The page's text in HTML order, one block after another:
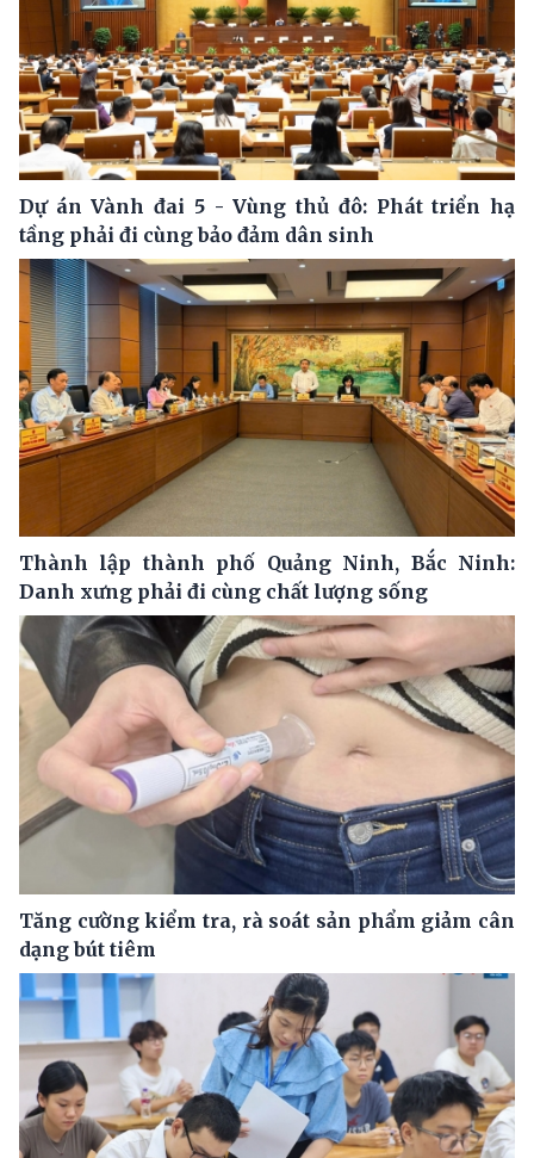
Dự án Vành đai 5 - Vùng thủ đô: Phát triển hạ
tầng phải đi cùng bảo đảm dân sinh
Thành lập thành phố Quảng Ninh, Bắc Ninh:
Danh xưng phải đi cùng chất lượng sống
Tăng cường kiểm tra, rà soát sản phẩm giảm cân
dạng bút tiêm